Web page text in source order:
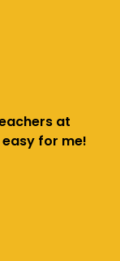
at
for me!